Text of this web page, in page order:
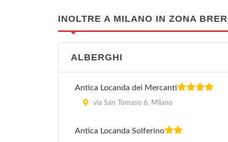
INOLTRE A MILANO IN ZONA
ALBERGHI
Antica Locanda dei Mercanti
via San Tomaso 6, Milano
Antica Locanda Solferino